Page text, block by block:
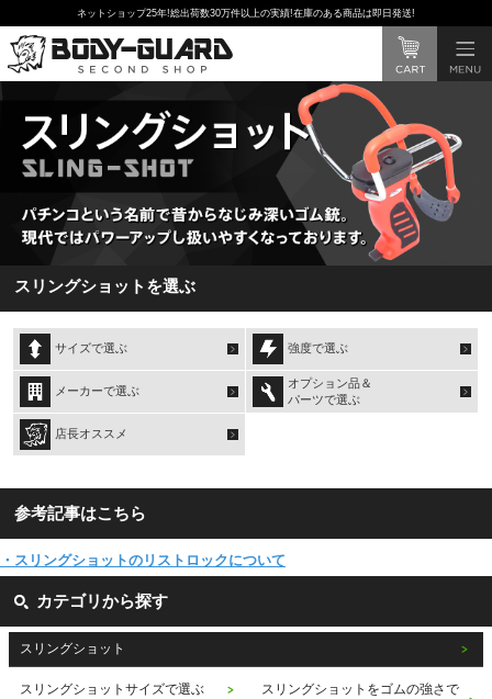
ネットショップ25年!総出荷数30万件以上の実績!在庫のある商品は即日発送!
スリングショットを選ぶ
サイズで選ぶ 強度で選ぶ
メーカーで選ぶ
オプション品＆
パーツで選ぶ
店長オススメ
参考記事はこちら
・スリングショットのリストロックについて
カテゴリから探す
スリングショット
スリングショットサイズで選ぶ
スリングショットをゴムの強さで